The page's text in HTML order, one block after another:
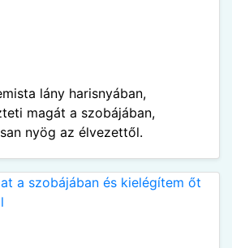
lány harisnyában,
magát a szobájában,
nyög az élvezettől.